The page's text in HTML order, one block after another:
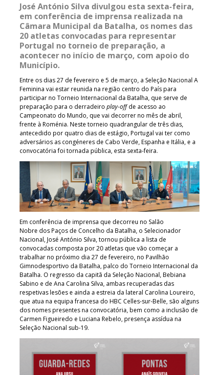
José António Silva divulgou esta sexta-feira,
em conferência de imprensa realizada na
Câmara Municipal da Batalha, os nomes das
20 atletas convocadas para representar
Portugal no torneio de preparação, a
acontecer no início de março, com apoio do
Município.
Entre os dias 27 de fevereiro e 5 de março, a Seleção Nacional A
Feminina vai estar reunida na região centro do País para
participar no Torneio Internacional da Batalha, que serve de
preparação para o derradeiro play-offde acesso ao
Campeonato do Mundo, que vai decorrer no mês de abril,
frente à Roménia. Neste torneio quadrangular de três dias,
antecedido por quatro dias de estágio, Portugal vai ter como
adversários as congéneres de Cabo Verde, Espanha e Itália, e a
convocatória foi tornada pública, esta sexta-feira.
Em conferência de imprensa que decorreu no Salão
Nobre dos Paços de Concelho da Batalha, o Selecionador
Nacional, José António Silva, tornou pública a lista de
convocadas composta por 20 atletas que vão começar a
trabalhar no próximo dia 27 de fevereiro, no Pavilhão
Gimnodesportivo da Batalha, palco do Torneio Internacional da
Batalha. O regresso da capitã da Seleção Nacional, Bebiana
Sabino e de Ana Carolina Silva, ambas recuperadas das
respetivas lesões e ainda a estreia da lateral Carolina Loureiro,
que atua na equipa francesa do HBC Celles-sur-Belle, são alguns
dos nomes presentes na convocatória, bem como a inclusão de
Carmen Figueiredo e Luciana Rebelo, presença assídua na
Seleção Nacional sub-19.